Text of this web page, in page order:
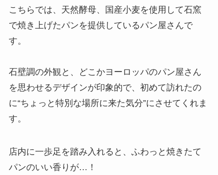
こちらでは、天然酵母、国産小麦を使用して石窯
で焼き上げたパンを提供しているパン屋さんで
す。
石壁調の外観と、どこかヨーロッパのパン屋さん
を思わせるデザインが印象的で、初めて訪れたの
に“ちょっと特別な場所に来た気分”にさせてくれま
す。
店内に一歩足を踏み入れると、ふわっと焼きたて
パンのいい香りが…！